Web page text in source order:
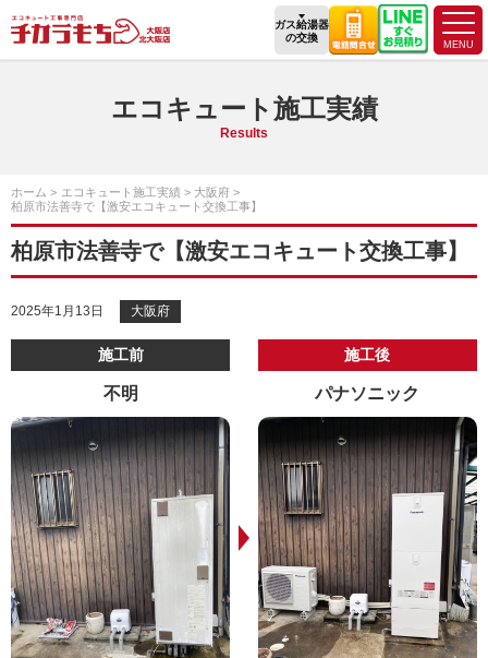
ガス給湯器
の交換
エコキュート施工実績
Results
ホーム エコキュート施工実績
大阪府
柏原市法善寺で【激安エコキュート交換工事】
柏原市法善寺で【激安エコキュート交換工事】
2025年1月13日 大阪府
施工前
不明
施工後
パナソニック